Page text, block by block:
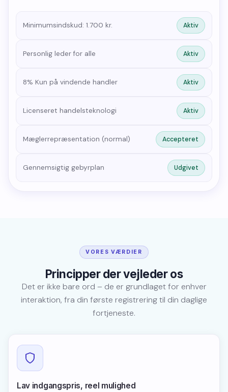
Minimumsindskud: 1.700 kr. Aktiv
Personlig leder for alle Aktiv
8% Kun på vindende handler Aktiv
Licenseret handelsteknologi Aktiv
Mæglerrepræsentation (normal) Accepteret
Gennemsigtig gebyrplan Udgivet
VORES VÆRDIER
Principper der vejleder os
Det er ikke bare ord – de er grundlaget for enhver
interaktion, fra din første registrering til din daglige
fortjeneste.
Lav indgangspris, reel mulighed